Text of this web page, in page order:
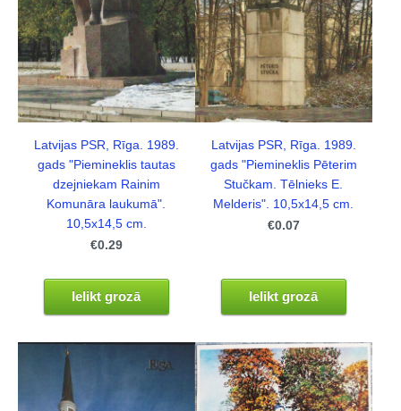
Latvijas PSR, Rīga. 1989.
gads "Piemineklis tautas
dzejniekam Rainim
Komunāra laukumā".
10,5x14,5 cm.
€0.29
Ielikt grozā
Latvijas PSR, Rīga. 1989.
gads "Piemineklis Pēterim
Stučkam. Tēlnieks E.
Melderis". 10,5x14,5 cm.
€0.07
Ielikt grozā